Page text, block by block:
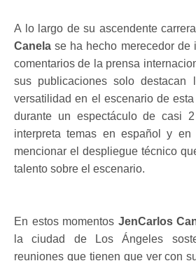
A lo largo de su ascendente
Canela se ha hecho merecedor de
comentarios de la prensa
sus publicaciones solo
versatilidad en el escenario de
durante un espectáculo de casi
interpreta temas en español y
mencionar el despliegue técnico
talento sobre el escenario.
En estos momentos JenCarlos
la ciudad de Los Ángeles
reuniones que tienen que ver con